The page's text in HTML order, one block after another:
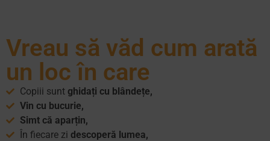
Vreau să văd cum arată
un loc în care
Copiii sunt ghidați cu blândețe,
Vin cu bucurie,
Simt că aparțin,
În fiecare zi descoperă lumea,